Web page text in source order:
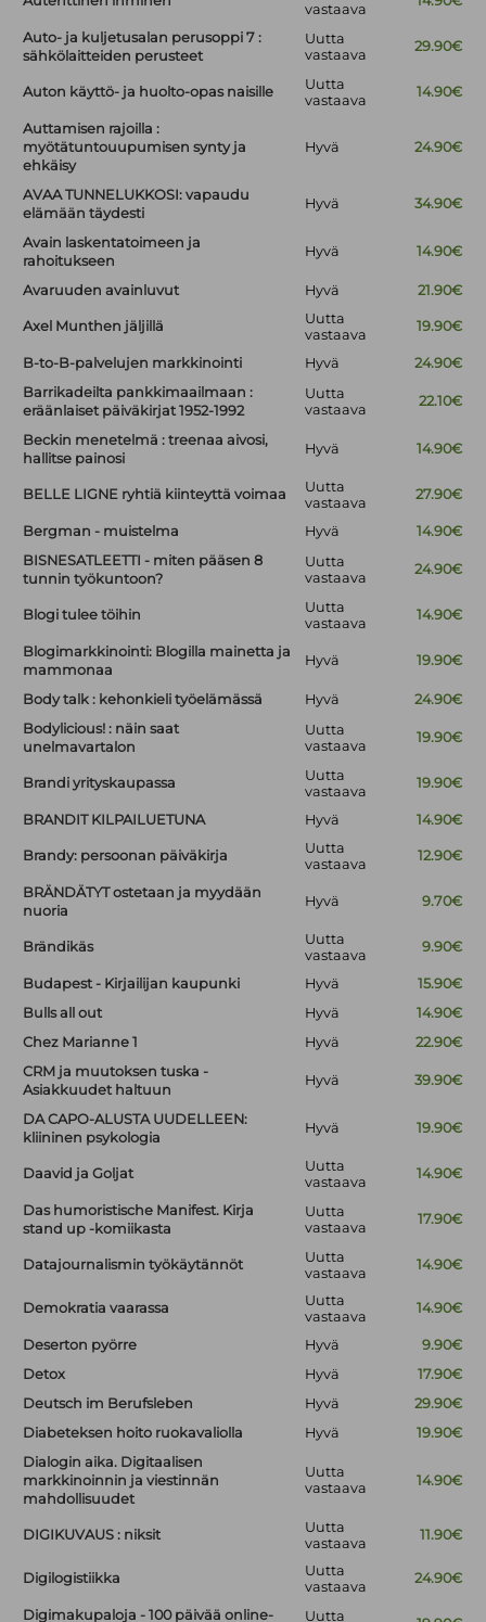
vastaava
Auto- ja kuljetusalan perusoppi 7 :
sähkölaitteiden perusteet
Uutta
vastaava
29.90€
Auton käyttö- ja huolto-opas naisille
Uutta
vastaava
14.90€
Auttamisen rajoilla :
myötätuntouupumisen synty ja
ehkäisy
Hyvä 24.90€
AVAA TUNNELUKKOSI: vapaudu
elämään täydesti
Hyvä 34.90€
Avain laskentatoimeen ja
rahoitukseen
Hyvä 14.90€
Avaruuden avainluvut Hyvä 21.90€
Axel Munthen jäljillä
Uutta
vastaava
19.90€
B-to-B-palvelujen markkinointi Hyvä
24.90€
Barrikadeilta pankkimaailmaan :
eräänlaiset päiväkirjat 1952-1992
Uutta
vastaava
22.10€
Beckin menetelmä : treenaa aivosi,
hallitse painosi
Hyvä 14.90€
BELLE LIGNE ryhtiä kiinteyttä voimaa
Uutta
vastaava
27.90€
Bergman - muistelma Hyvä
14.90€
BISNESATLEETTI - miten pääsen 8
tunnin työkuntoon?
Uutta
vastaava
24.90€
Blogi tulee töihin
Uutta
vastaava
14.90€
Blogimarkkinointi: Blogilla mainetta ja
mammonaa
Hyvä 19.90€
Body talk : kehonkieli työelämässä Hyvä
24.90€
Bodylicious! : näin saat
unelmavartalon
Uutta
vastaava
19.90€
Brandi yrityskaupassa
Uutta
vastaava
19.90€
BRANDIT KILPAILUETUNA Hyvä 14.90€
Brandy: persoonan päiväkirja
Uutta
vastaava
12.90€
BRÄNDÄTYT ostetaan ja myydään
nuoria
Hyvä 9.70€
Brändikäs
Uutta
vastaava
9.90€
Budapest - Kirjailijan kaupunki Hyvä
15.90€
Bulls all out
Hyvä
14.90€
Chez Marianne 1
Hyvä
22.90€
CRM ja muutoksen tuska -
Asiakkuudet haltuun
Hyvä 39.90€
DA CAPO-ALUSTA UUDELLEEN:
kliininen psykologia
Hyvä 19.90€
Daavid ja Goljat
Uutta
vastaava
14.90€
Das humoristische Manifest. Kirja
stand up -komiikasta
Uutta
vastaava
17.90€
Datajournalismin työkäytännöt
Uutta
vastaava
14.90€
Demokratia vaarassa
Uutta
vastaava
14.90€
Deserton pyörre Hyvä
9.90€
Detox
Hyvä
17.90€
Deutsch im Berufsleben
Hyvä
29.90€
Diabeteksen hoito ruokavaliolla
Hyvä
19.90€
Dialogin aika. Digitaalisen
markkinoinnin ja viestinnän
mahdollisuudet
Uutta
vastaava
14.90€
DIGIKUVAUS : niksit
Uutta
vastaava
11.90€
Digilogistiikka
Uutta
vastaava
24.90€
Digimakupaloja - 100 päivää online-
Uutta